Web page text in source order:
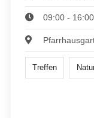
09:00 -
Treffen